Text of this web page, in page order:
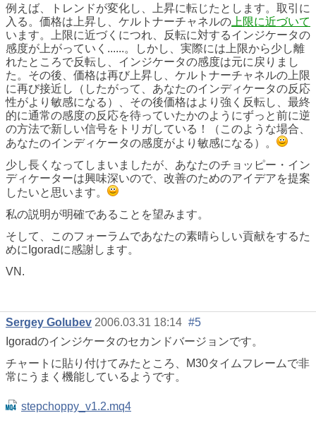
例えば、トレンドが変化し、上昇に転じたとします。取引に
入る。価格は上昇し、ケルトナーチャネルの 上限に近づいて
います。上限に近づくにつれ、反転に対するインジケータの
感度が上がっていく......。しかし、実際には上限から少し離
れたところで反転し、インジケータの感度は元に戻りまし
た。その後、価格は再び上昇し、ケルトナーチャネルの上限
に再び接近し（したがって、あなたのインディケータの反応
性がより敏感になる）、その後価格はより強く反転し、最終
的に通常の感度の反応を待っていたかのようにずっと前に逆
の方法で新しい信号をトリガしている！（このような場合、
あなたのインディケータの感度がより敏感になる）。
少し長くなってしまいましたが、あなたのチョッピー・イン
ディケーターは興味深いので、改善のためのアイデアを提案
したいと思います。
私の説明が明確であることを望みます。
そして、このフォーラムであなたの素晴らしい貢献をするた
めにIgoradに感謝します。
VN.
Sergey Golubev 2006.03.31 18:14 #5
Igoradのインジケータのセカンドバージョンです。
チャートに貼り付けてみたところ、M30タイムフレームで非
常にうまく機能しているようです。
stepchoppy_v1.2.mq4